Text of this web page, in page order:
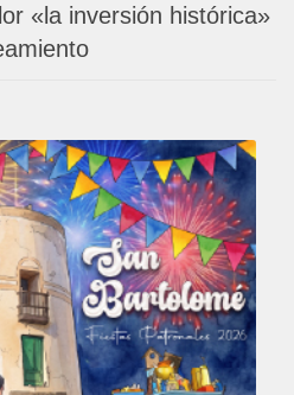
«la inversión histórica»